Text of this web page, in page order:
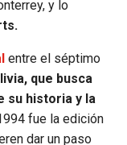
y lo
entre el séptimo
que busca
su historia y la
fue la edición
dar un paso